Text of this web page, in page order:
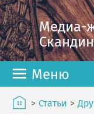
Медиа-
Меню
> Статьи >